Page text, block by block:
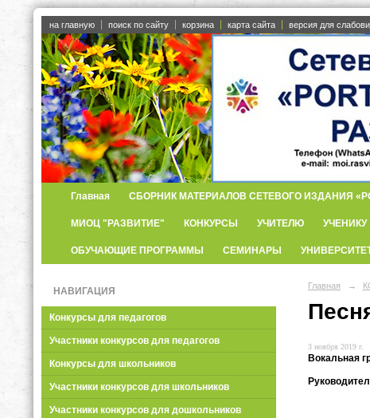
на главную поиск по сайту корзина карта сайта версия для
Главная СБОРНИК МАТЕРИАЛОВ СЕТЕВОГО ИЗДАНИЯ
МИОЦ "РАЗВИТИЕ" КОНКУРСЫ УЧИТЕЛЮ УЧЕНИКУ
ОБУЧАЮЩИЕ ПРОГРАММЫ СЕМИНАРЫ
НАВИГАЦИЯ
Конкурсы для педагогов
Участники конкурсов для педагогов
Конкурсы для школьников
Участники конкурсов для школьников
Участники конкурсов для дошкольников
Главная →
3 ноября 2019 г.
Вокальная